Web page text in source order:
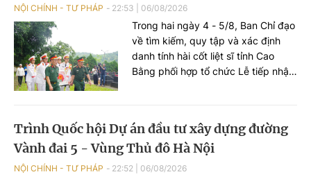
NỘI CHÍNH - TƯ PHÁP 22:53 06/08/2026
Trong hai ngày 4 - 5/8, Ban Chỉ đạo
về tìm kiếm, quy tập và xác định
danh tính hài cốt liệt sĩ tỉnh Cao
Bằng phối hợp tổ chức Lễ tiếp nhận
trang liệt sĩ Nguyên Bình, xã
Nguyên Bình, tỉnh Cao Bằng.
Trình Quốc hội Dự án đầu tư xây dựng đường
Vành đai 5 - Vùng Thủ đô Hà Nội
NỘI CHÍNH - TƯ PHÁP 22:52 06/08/2026